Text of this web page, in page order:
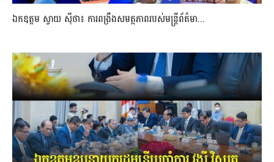
ឯកឧត្តម ស្វាយ ស៊ីថា៖ ការពង្រឹងសមត្ថភាពរបស់មន្ត្រីព័ត៌មា...